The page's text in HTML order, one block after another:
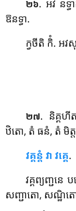
២៦. អវ នទ្ធ
ឱនទ្ធា.
ក្វចីតិ កិំ. អវ
២៧. និគ្គហីត
ឋិតោ, តំ ធនំ, តំ មិត្
វគ្គន្តំ វា វគ្គេ.
វគ្គព្យញ្ជនេ
សញ្ជាតោ, សណ្ឋិតោ,